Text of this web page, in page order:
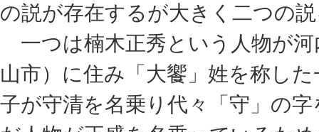
の説が存在するが大きく二つの
一つは楠木正秀という人物が
山市）に住み「大饗」姓を称し
子が守清を名乗り代々「守」の